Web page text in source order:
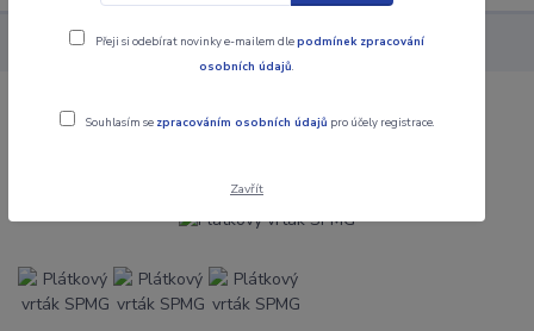
Nástroje - Kovoobrábění Plátkový vrták SPMG
Plátkový vrták SPMG
Přeji si odebírat novinky e-mailem dlepodmínek zpracování
osobních údajů.
Souhlasím se zpracováním osobních údajů pro účely registrace.
Zavřít